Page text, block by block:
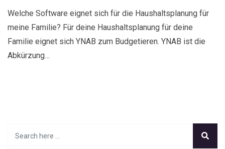
Welche Software eignet sich für die Haushaltsplanung für
meine Familie? Für deine Haushaltsplanung für deine
Familie eignet sich YNAB zum Budgetieren. YNAB ist die
Abkürzung…